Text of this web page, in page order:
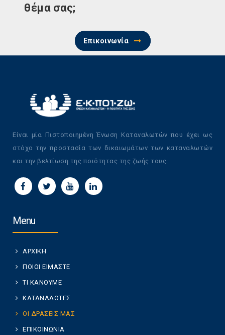
θέμα σας;
Επικοινωνία
Είναι μία Πιστοποιημένη Ένωση Καταναλωτών που έχει ως
στόχο την προστασία των δικαιωμάτων των καταναλωτών
και την βελτίωση της ποιότητας της ζωής τους.
Menu
ΑΡΧΙΚΗ
ΠΟΙΟΙ ΕΙΜΑΣΤΕ
ΤΙ ΚΑΝΟΥΜΕ
ΚΑΤΑΝΑΛΩΤΕΣ
ΟΙ ΔΡΑΣΕΙΣ ΜΑΣ
ΕΠΙΚΟΙΝΩΝΙΑ